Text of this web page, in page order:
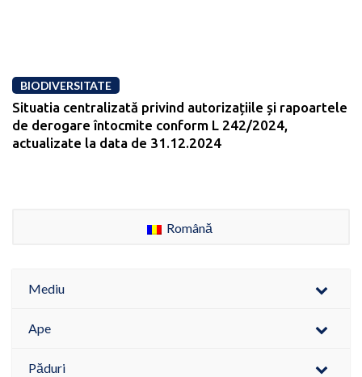
BIODIVERSITATE
Situatia centralizată privind autorizațiile și rapoartele
de derogare întocmite conform L 242/2024,
actualizate la data de 31.12.2024
Română
Mediu
Ape
Păduri